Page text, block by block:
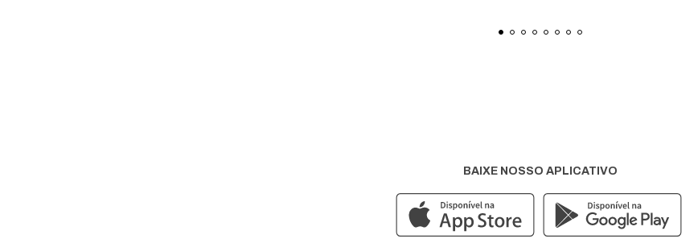
BAIXE NOSSO APLICATIVO